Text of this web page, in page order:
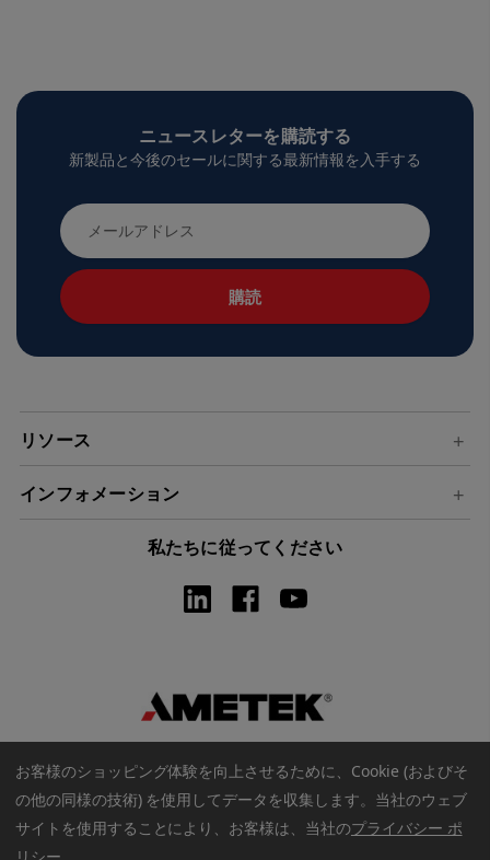
ニュースレターを購読する
新製品と今後のセールに関する最新情報を入手する
メ
ー
ル
ア
ド
リソース
インフォメーション
私たちに従ってください
お客様のショッピング体験を向上させるために、Cookie (およびそ
の他の同様の技術) を使用してデータを収集します。 当社のウェブ
サイトを使用することにより、お客様は、当社のプライバシー ポ